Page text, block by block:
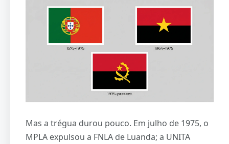
Mas a trégua durou pouco. Em julho de 1975, o
MPLA expulsou a FNLA de Luanda; a UNITA